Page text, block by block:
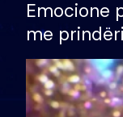
Emocione
me
divorci apo